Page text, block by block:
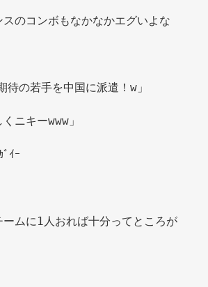
のコンボもなかなかエグいよな
待の若手を中国に派遣！w」
ニキーwww」
ﾞｲｰ
ームに1人おれば十分ってところが